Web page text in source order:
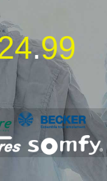
.99